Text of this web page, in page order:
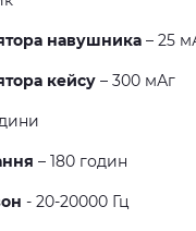
навушника – 25
кейсу – 300 мАг
– 180 годин
- 20-20000 Гц